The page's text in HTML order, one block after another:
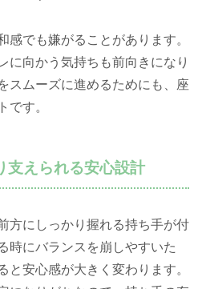
感でも嫌がることがあります。
に向かう気持ちも前向きになり
スムーズに進めるためにも、座
です。
支えられる安心設計
方にしっかり握れる持ち手が付
時にバランスを崩しやすいた
と安心感が大きく変わります。